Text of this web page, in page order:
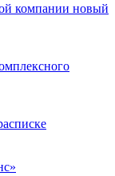
компании новый